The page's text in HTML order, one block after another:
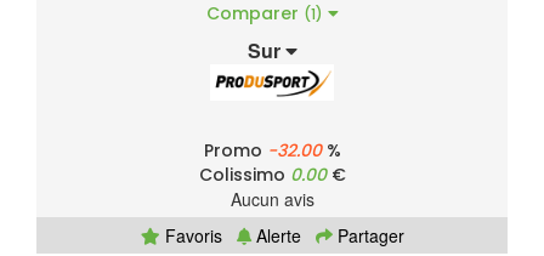
Comparer (1)
Sur
Promo -32.00%
Colissimo 0.00€
Aucun avis
Favoris
Alerte Partager